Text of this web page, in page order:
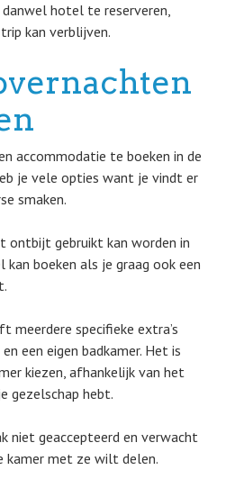
hotel te reserveren,
kan verblijven.
accommodatie te boeken in de
je vele opties want je vindt er
smaken.
ontbijt gebruikt kan worden in
boeken als je graag ook een
meerdere specifieke extra’s
een eigen badkamer. Het is
kiezen, afhankelijk van het
gezelschap hebt.
niet geaccepteerd en verwacht
kamer met ze wilt delen.